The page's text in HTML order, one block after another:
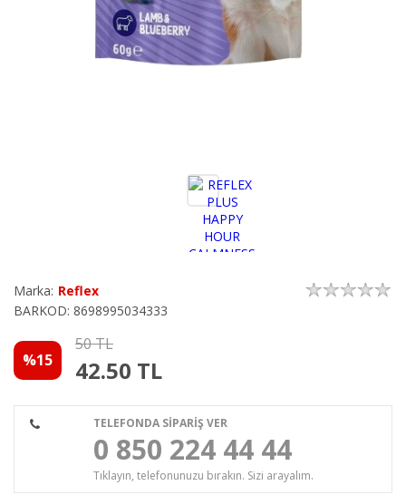
Marka: Reflex
BARKOD: 8698995034333
%15
50 TL
42.50 TL
TELEFONDA SİPARİŞ VER
0 850 224 44 44
Tıklayın, telefonunuzu bırakın. Sizi arayalım.